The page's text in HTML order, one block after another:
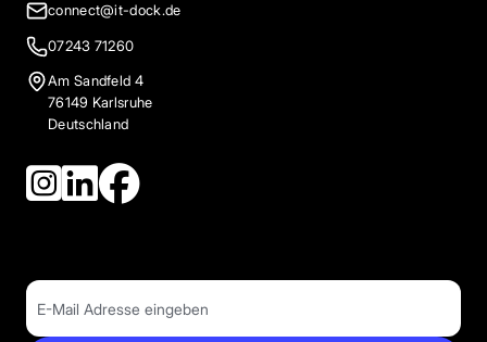
connect@it-dock.de
07243 71260
Am Sandfeld 4
76149 Karlsruhe
Deutschland